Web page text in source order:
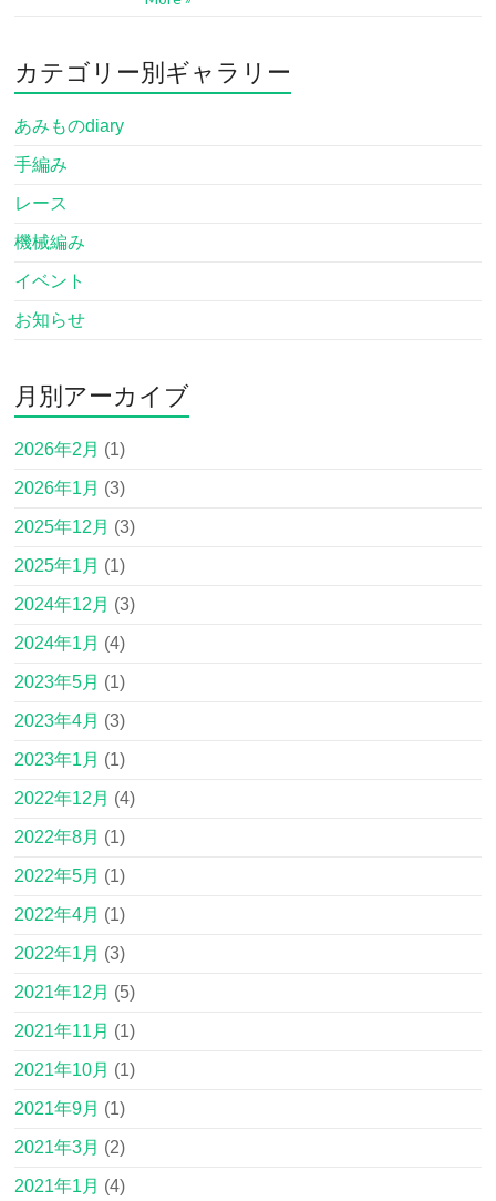
カテゴリー別ギャラリー
あみものdiary
手編み
レース
機械編み
イベント
お知らせ
月別アーカイブ
2026年2月 (1)
2026年1月 (3)
2025年12月 (3)
2025年1月 (1)
2024年12月 (3)
2024年1月 (4)
2023年5月 (1)
2023年4月 (3)
2023年1月 (1)
2022年12月 (4)
2022年8月 (1)
2022年5月 (1)
2022年4月 (1)
2022年1月 (3)
2021年12月 (5)
2021年11月 (1)
2021年10月 (1)
2021年9月 (1)
2021年3月 (2)
2021年1月 (4)